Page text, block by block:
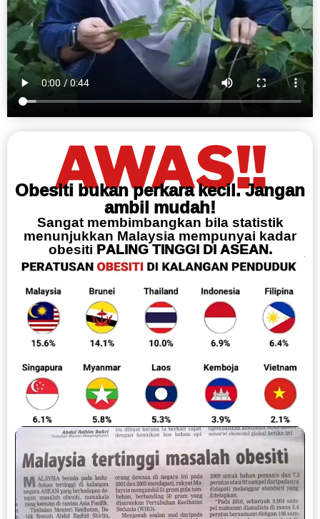
AWAS!!
Obesiti bukan perkara kecil. Jangan
ambil mudah!
Sangat membimbangkan bila statistik
menunjukkan Malaysia mempunyai kadar
obesitiPALING TINGGI DI ASEAN.